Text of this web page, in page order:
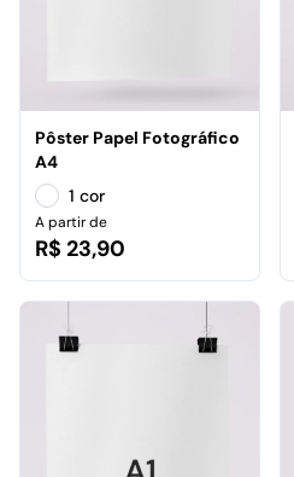
Pôster Papel Fotográfico
A4
1 cor
A partir de
R$ 23,90